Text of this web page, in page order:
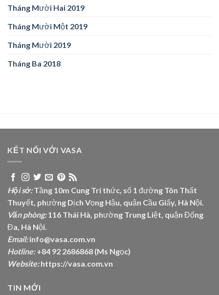
Tháng Mười Hai 2019
Tháng Mười Một 2019
Tháng Mười 2019
Tháng Ba 2018
KẾT NỐI VỚI VASA
Hội sở:Tầng 10m Cung Trí thức, số 1 đường Tôn Thất
Thuyết, phường Dịch Vọng Hậu, quận Cầu Giấy, Hà Nội.
Văn phòng:116 Thái Hà, phường Trung Liệt, quận Đống
Đa, Hà Nội.
Email:info@vasa.com.vn
Hotline:+84 92 2686868 (Ms Ngọc)
Website: https://vasa.com.vn
TIN MỚI